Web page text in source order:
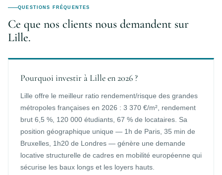
QUESTIONS FRÉQUENTES
Ce que nos clients nous demandent sur
Lille.
Pourquoi investir à Lille en 2026 ?
Lille offre le meilleur ratio rendement/risque des grandes
métropoles françaises en 2026 : 3 370 €/m², rendement
brut 6,5 %, 120 000 étudiants, 67 % de locataires. Sa
position géographique unique — 1h de Paris, 35 min de
Bruxelles, 1h20 de Londres — génère une demande
locative structurelle de cadres en mobilité européenne qui
sécurise les baux longs et les loyers hauts.